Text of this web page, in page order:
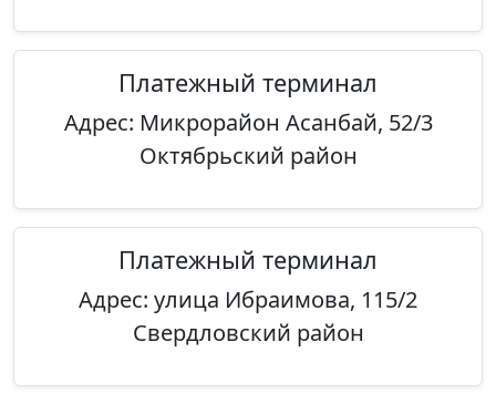
Платежный терминал
Адрес: Микрорайон Асанбай, 52/3
Октябрьский район
Платежный терминал
Адрес: улица Ибраимова, 115/2
Свердловский район